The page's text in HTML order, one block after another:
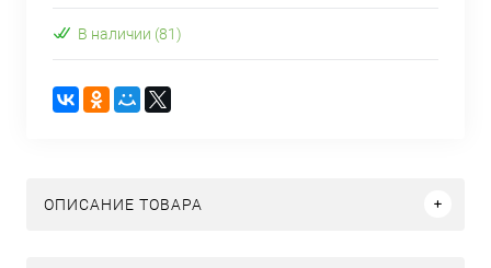
В наличии (81)
ОПИСАНИЕ ТОВАРА